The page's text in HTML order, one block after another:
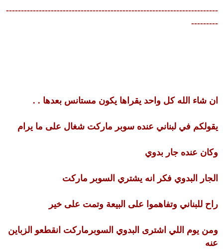
-----------------------------------------------------------------------
---------
ان شاء الله كل واحد يقراها يكون مستانس بعدها . .
يقولكم في لبناني عنده سوبر ماركت شغال على ما يرام
وكان عنده جار بدوي
الجار البدوي فكر انه يشتري السوبر ماركت
راح للبناني وتفاهموا على البيعة وتمت على خير
ومن يوم اللي اشترى البدوي السوبرماركت انقطعو الزباين
عنه